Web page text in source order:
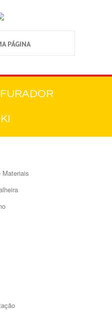
PÁGINA
Materiais